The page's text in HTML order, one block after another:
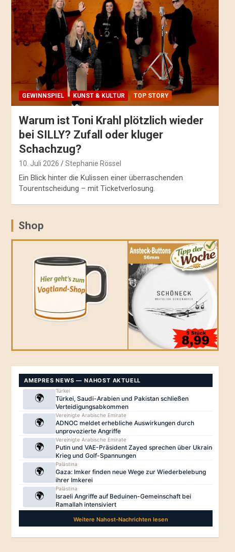
GEWINNSPIEL KUNST & KULTUR TOP STORY
Warum ist Toni Krahl plötzlich wieder
bei SILLY? Zufall oder kluger
Schachzug?
10. Juli 2026 Stephanie Rössel
Ein Blick hinter die Kulissen einer überraschenden
Tourentscheidung – mit Ticketverlosung.
Shop